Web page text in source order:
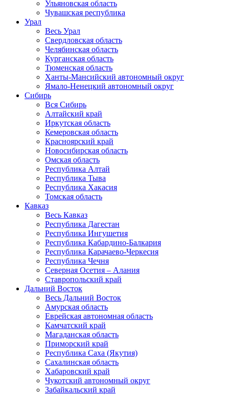
Ульяновская область
Чувашская республика
Урал
Весь Урал
Свердловская область
Челябинская область
Курганская область
Тюменская область
Ханты-Мансийский автономный округ
Ямало-Ненецкий автономный округ
Сибирь
Вся Сибирь
Алтайский край
Иркутская область
Кемеровская область
Красноярский край
Новосибирская область
Омская область
Республика Алтай
Республика Тыва
Республика Хакасия
Томская область
Кавказ
Весь Кавказ
Республика Дагестан
Республика Ингушетия
Республика Кабардино-Балкария
Республика Карачаево-Черкесия
Республика Чечня
Северная Осетия – Алания
Ставропольский край
Дальний Восток
Весь Дальний Восток
Амурская область
Еврейская автономная область
Камчатский край
Магаданская область
Приморский край
Республика Саха (Якутия)
Сахалинская область
Хабаровский край
Чукотский автономный округ
Забайкальский край